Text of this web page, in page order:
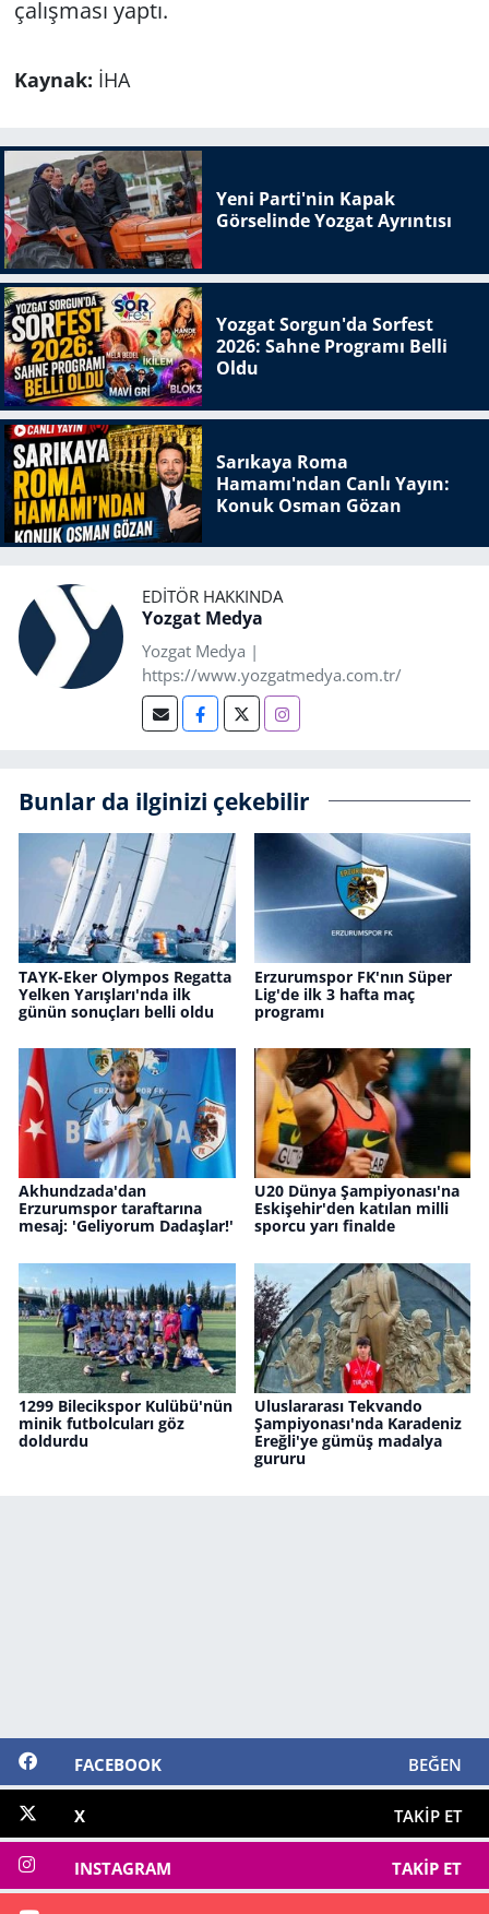
çalışması yaptı.
Kaynak: İHA
Yeni Parti'nin Kapak
Görselinde Yozgat Ayrıntısı
Yozgat Sorgun'da Sorfest
2026: Sahne Programı Belli
Oldu
Sarıkaya Roma
Hamamı'ndan Canlı Yayın:
Konuk Osman Gözan
EDITÖR HAKKINDA
Yozgat Medya
Yozgat Medya |
https://www.yozgatmedya.com.tr/
Bunlar da ilginizi çekebilir
TAYK-Eker Olympos Regatta
Yelken Yarışları'nda ilk
günün sonuçları belli oldu
Erzurumspor FK'nın Süper
Lig'de ilk 3 hafta maç
programı
Akhundzada'dan
Erzurumspor taraftarına
mesaj: 'Geliyorum Dadaşlar!'
U20 Dünya Şampiyonası'na
Eskişehir'den katılan milli
sporcu yarı finalde
1299 Bilecikspor Kulübü'nün
minik futbolcuları göz
doldurdu
Uluslararası Tekvando
Şampiyonası'nda Karadeniz
Ereğli'ye gümüş madalya
gururu
FACEBOOK BEĞEN
X TAKIP ET
INSTAGRAM TAKIP ET